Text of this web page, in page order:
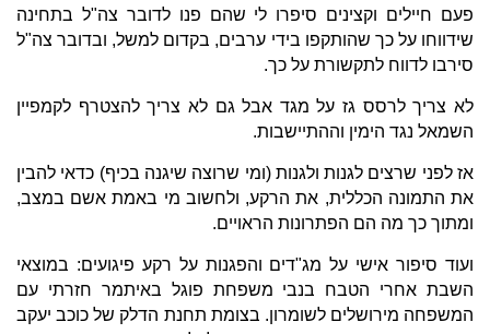
פעם חיילים וקצינים סיפרו לי שהם פנו לדובר צה"ל בתחינה
שידווחו על כך שהותקפו בידי ערבים, בקדום למשל, ובדובר צה"ל
סירבו לדווח לתקשורת על כך.
לא צריך לרסס גז על מגד אבל גם לא צריך להצטרף לקמפיין
השמאל נגד הימין וההתיישבות.
אז לפני שרצים לגנות ולגנות (ומי שרוצה שיגנה בכיף) כדאי להבין
את התמונה הכללית, את הרקע, ולחשוב מי באמת אשם במצב,
ומתוך כך מה הם הפתרונות הראויים.
ועוד סיפור אישי על מג"דים והפגנות על רקע פיגועים: במוצאי
השבת אחרי הטבח בנבי משפחת פוגל באיתמר חזרתי עם
המשפחה מירושלים לשומרון. בצומת תחנת הדלק של כוכב יעקב